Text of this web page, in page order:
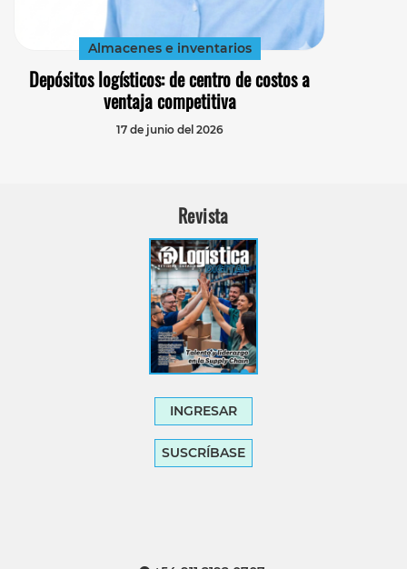
Almacenes e inventarios
Depósitos logísticos: de centro de costos a
ventaja competitiva
17 de junio del 2026
Revista
INGRESAR
SUSCRÍBASE